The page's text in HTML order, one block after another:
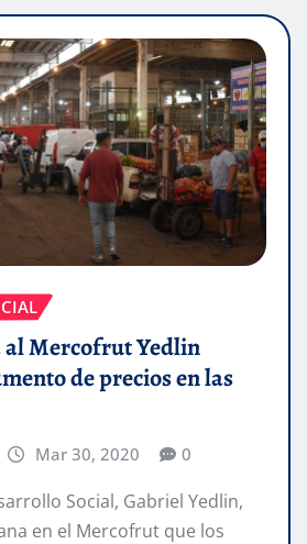
al Mercofrut Yedlin
de precios en las
Mar 30, 2020 0
Social, Gabriel Yedlin,
en el Mercofrut que los